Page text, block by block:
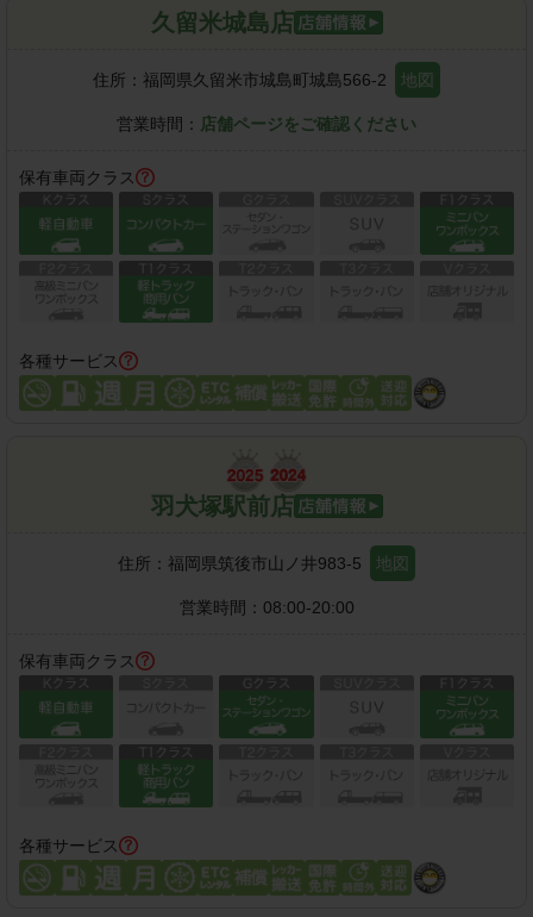
久留米城島店
住所： 福岡県久留米市城島町城島566-2 地図
営業時間： 店舗ページをご確認ください
保有車両クラス
各種サービス
羽犬塚駅前店
住所： 福岡県筑後市山ノ井983-5 地図
営業時間： 08:00-20:00
保有車両クラス
各種サービス